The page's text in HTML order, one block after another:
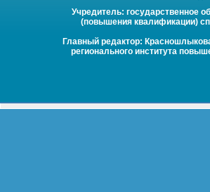
Учредитель: государственное
(повышения квалификации)
Главный редактор:
регионального института